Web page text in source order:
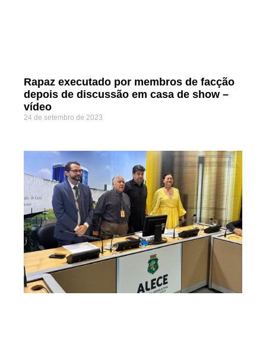
Rapaz executado por membros de facção
depois de discussão em casa de show –
vídeo
24 de setembro de 2023